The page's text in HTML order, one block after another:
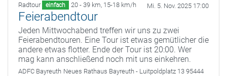
Radtour einfach 20 - 39 km, 15-18 km/h Mi. 5. Nov. 2025 17:00
Feierabendtour
Jeden Mittwochabend treffen wir uns zu zwei
Feierabendtouren. Eine Tour ist etwas gemütlicher die
andere etwas flotter. Ende der Tour ist 20:00. Wer
mag kann anschließend noch mit uns einkehren.
ADFC Bayreuth Neues Rathaus Bayreuth - Luitpoldplatz 13 95444